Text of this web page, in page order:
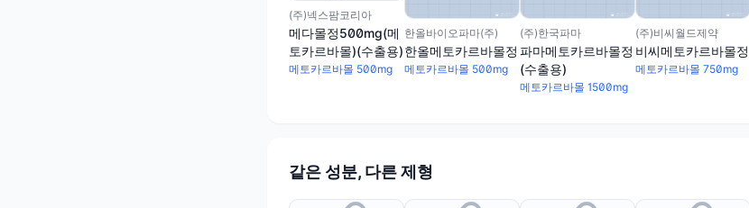
(주)넥스팜코리아
메다몰정500mg(메
토카르바몰)(수출용)
메토카르바몰 500mg
한올바이오파마(주)
한올메토카르바몰정
메토카르바몰 500mg
(주)한국파마
파마메토카르바몰정
(수출용)
메토카르바몰 1500mg
(주)비씨월드제약
비씨메토카르바몰정
메토카르바몰 750mg
같은 성분, 다른 제형